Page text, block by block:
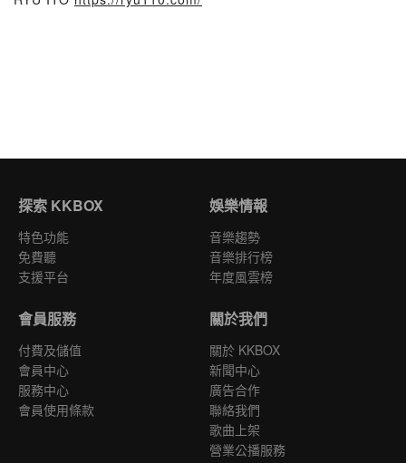
探索 KKBOX
特色功能
免費聽
支援平台
娛樂情報
音樂趨勢
音樂排行榜
年度風雲榜
會員服務
付費及儲值
會員中心
服務中心
會員使用條款
關於我們
關於 KKBOX
新聞中心
廣告合作
聯絡我們
歌曲上架
營業公播服務